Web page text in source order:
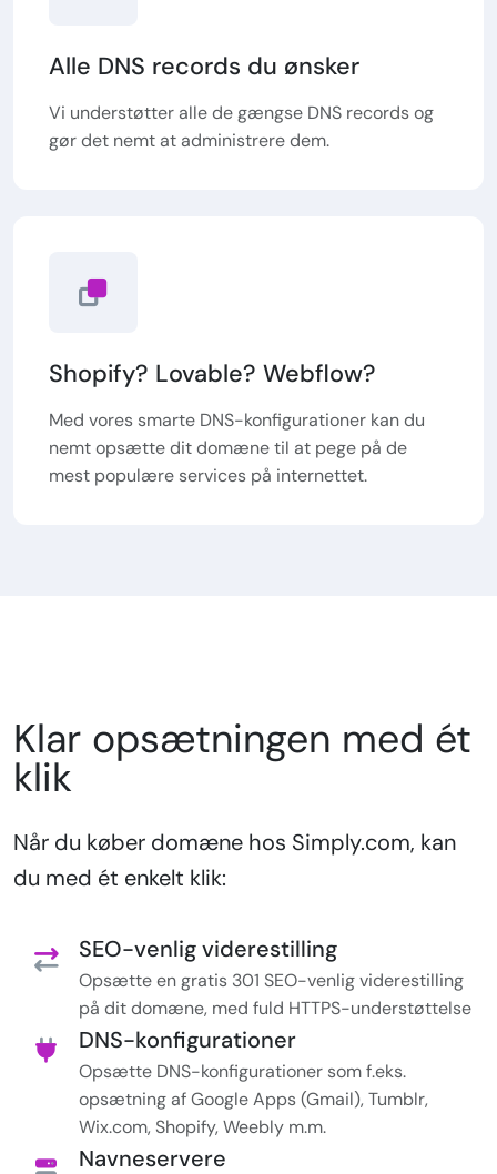
Alle DNS records du ønsker
Vi understøtter alle de gængse DNS records og
gør det nemt at administrere dem.
Shopify? Lovable? Webflow?
Med vores smarte DNS-konfigurationer kan du
nemt opsætte dit domæne til at pege på de
mest populære services på internettet.
Klar opsætningen med ét
klik
Når du køber domæne hos Simply.com, kan
du med ét enkelt klik:
SEO-venlig viderestilling
Opsætte en gratis 301 SEO-venlig viderestilling
på dit domæne, med fuld HTTPS-understøttelse
DNS-konfigurationer
Opsætte DNS-konfigurationer som f.eks.
opsætning af Google Apps (Gmail), Tumblr,
Wix.com, Shopify, Weebly m.m.
Navneservere